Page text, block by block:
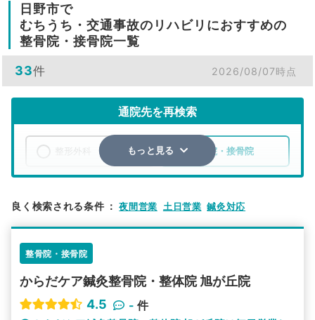
日野市で
むちうち・交通事故のリハビリにおすすめの
整骨院・接骨院一覧
33件 2026/08/07時点
通院先を再検索
整骨院・接骨院
検索する
駅から探す 院名から探す
もっと見る
良く検索される条件 ： 夜間営業 土日営業 鍼灸対応
整骨院・接骨院
からだケア鍼灸整骨院・整体院 旭が丘院
4.5
- 件